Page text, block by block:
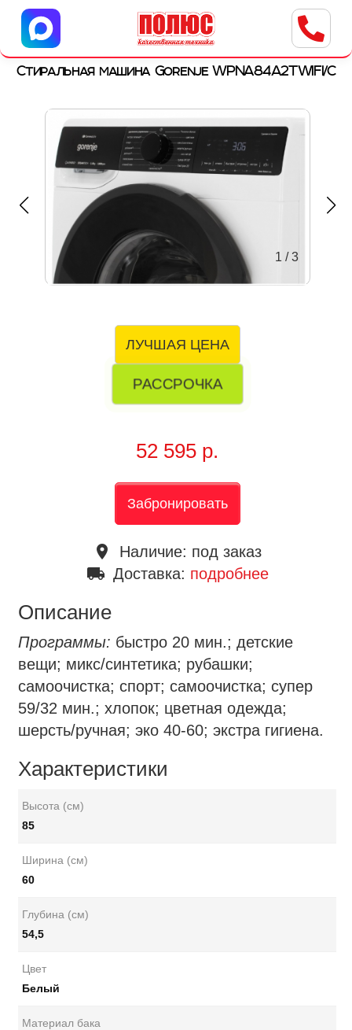
Центр бытовой техники
г. Ульяновск, ул. Пушкарева, 8a
Стиральная машина Gorenje WPNA84A2TWIFI/C
1 /3
ЛУЧШАЯ ЦЕНА
РАССРОЧКА
52 595 р.
Забронировать
place Наличие: под заказ
local_shipping Доставка: подробнее
Описание
Программы: быстро 20 мин.; детские
вещи; микс/синтетика; рубашки;
самоочистка; спорт; самоочистка; супер
59/32 мин.; хлопок; цветная одежда;
шерсть/ручная; эко 40-60; экстра гигиена.
Характеристики
Высота (см)
85
Ширина (см)
60
Глубина (см)
54,5
Цвет
Белый
Материал бака